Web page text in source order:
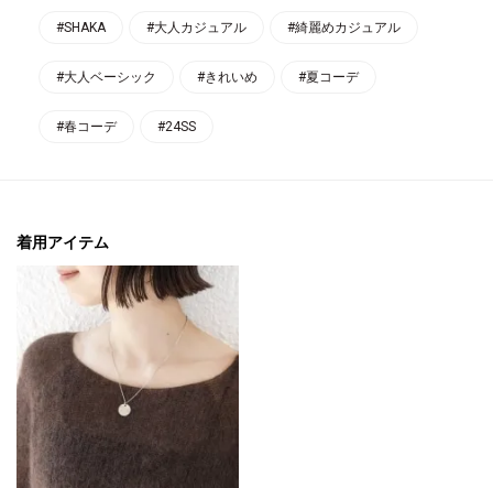
#SHAKA #大人カジュアル #綺麗めカジュアル
#大人ベーシック #きれいめ #夏コーデ
#春コーデ #24SS
着用アイテム